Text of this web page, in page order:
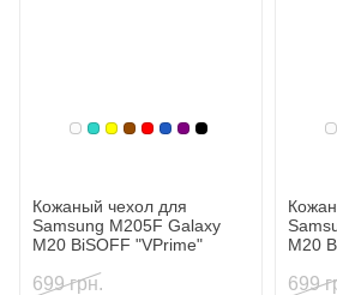
Белый
Бирюзовый
Желтый
Коричневый
Красный
Синий, темный
Фиолетовый,
Черный
Кожаный чехол для
Samsung M205F Galaxy
M20 BiSOFF "VPrime"
699 грн.
M20
699